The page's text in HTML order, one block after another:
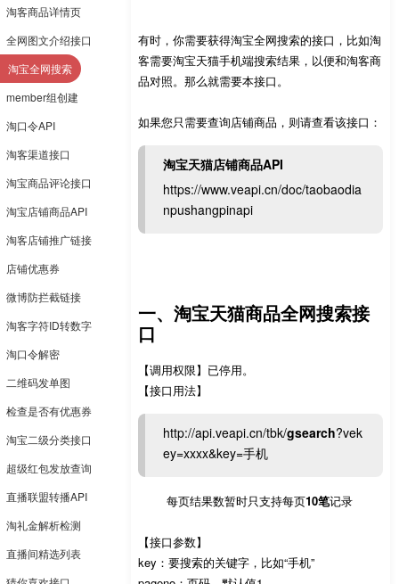
淘客商品详情页
全网图文介绍接口
淘宝全网搜索
member组创建
淘口令API
淘客渠道接口
淘宝商品评论接口
淘宝店铺商品API
淘客店铺推广链接
店铺优惠券
微博防拦截链接
淘客字符ID转数字
淘口令解密
二维码发单图
检查是否有优惠券
淘宝二级分类接口
超级红包发放查询
直播联盟转播API
淘礼金解析检测
直播间精选列表
有时，你需要获得淘宝全网搜索的接口，比如淘
客需要淘宝天猫手机端搜索结果，以便和淘客商
品对照。那么就需要本接口。
如果您只需要查询店铺商品，则请查看该接口：
淘宝天猫店铺商品API
https://www.veapi.cn/doc/taobaodia
npushangpinapi
一、淘宝天猫商品全网搜索接
口
【调用权限】已停用。
【接口用法】
http://api.veapi.cn/tbk/gsearch?vek
ey=xxxx&key=手机
每页结果数暂时只支持每页10笔记录
【接口参数】
key：要搜索的关键字，比如“手机”